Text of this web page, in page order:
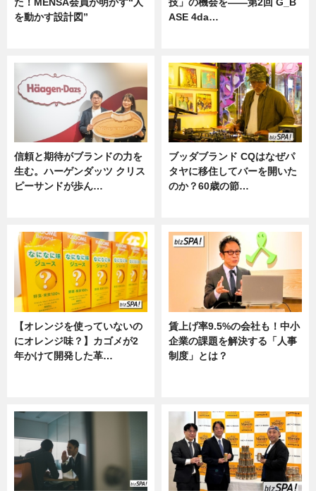
を動かす設計図”
ASE 4da…
信頼と期待がブランドの力を
生む。ハーゲンダッツ クリス
ピーサンドが歩ん…
ブッダブランド CQはなぜパ
タヤに移住してバーを開いた
のか？60歳の節…
【オレンジを使っていないの
にオレンジ味？】カゴメが2
年かけて開発した革…
賃上げ率9.5%の会社も！中小
企業の課題を解決する「人事
制度」とは？